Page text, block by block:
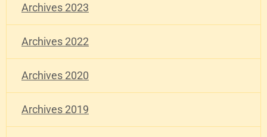
Archives 2023
Archives 2022
Archives 2020
Archives 2019